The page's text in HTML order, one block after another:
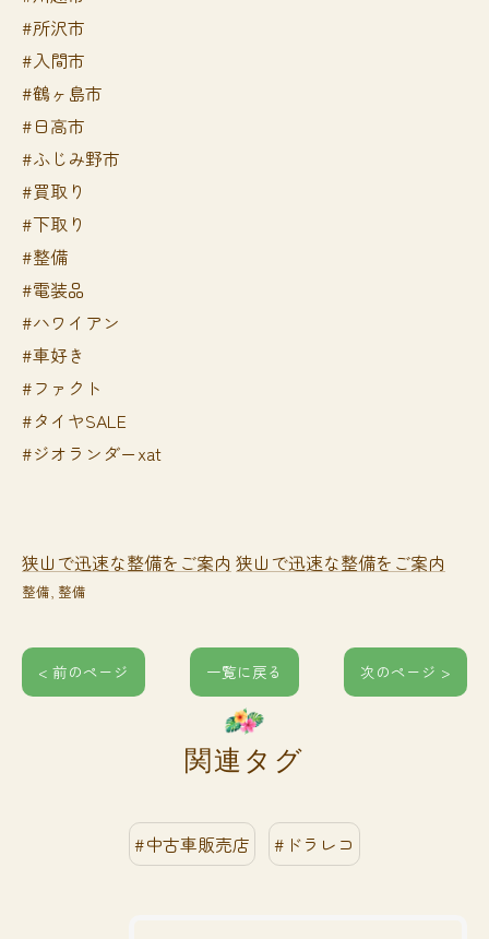
#所沢市
#入間市
#鶴ヶ島市
#日高市
#ふじみ野市
#買取り
#下取り
#整備
#電装品
#ハワイアン
#車好き
#ファクト
#タイヤSALE
#ジオランダーxat
狭山で迅速な整備をご案内 狭山で迅速な整備をご案内
整備 整備
< 前のページ 一覧に戻る 次のページ >
関連タグ
#中古車販売店 #ドラレコ